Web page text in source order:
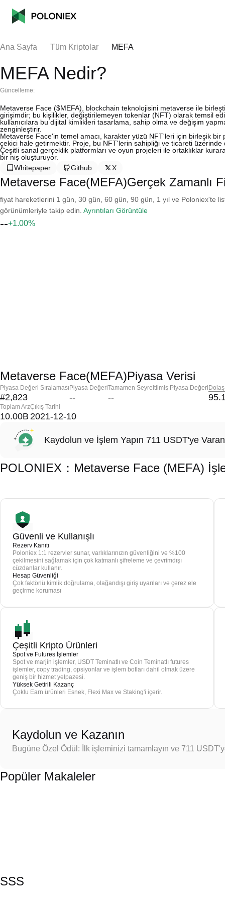
Ana Sayfa Tüm Kriptolar MEFA
MEFA Nedir?
Güncelleme:
Metaverse Face ($MEFA), blockchain teknolojisini metaverse ile
girişimdir; bu kişilikler, değiştirilemeyen tokenlar (NFT) olarak temsil
kullanıcılara bu dijital kimlikleri tasarlama, sahip olma ve değişim
zenginleştirir.
Metaverse Face'in temel amacı, karakter yüzü NFT'leri için birleşik
çekici hale getirmektir. Proje, bu NFT'lerin sahipliği ve ticareti
Çeşitli sanal gerçeklik platformları ve oyun projeleri ile ortaklıklar
bir niş oluşturuyor.
Whitepaper
Github X
Metaverse Face(MEFA)Gerçek Zamanlı
fiyat hareketlerini 1 gün, 30 gün, 60 gün, 90 gün, 1 yıl ve Poloniex'te
görünümleriyle takip edin. Ayrıntıları Görüntüle
--+1.00%
Metaverse Face(MEFA)Piyasa Verisi
Piyasa Değeri Sıralaması
#2,823
Piyasa Değeri
--
Tamamen Seyreltilmiş Piyasa Değeri
--
Toplam Arz
10.00B
Çıkış Tarihi
2021-12-10
Kaydolun ve İşlem Yapın 711 USDT'ye
POLONIEX：Metaverse Face (MEFA)
Güvenli ve Kullanışlı
Rezerv Kanıtı
Poloniex 1:1 rezervler sunar, varlıklarınızın güvenliğini ve %100
çekilmesini sağlamak için çok katmanlı şifreleme ve çevrimdışı
cüzdanlar kullanır.
Hesap Güvenliği
Çok faktörlü kimlik doğrulama, olağandışı giriş uyarıları ve çerez ele
geçirme koruması
Çeşitli Kripto Ürünleri
Spot ve Futures İşlemler
Spot ve marjin işlemler, USDT Teminatlı ve Coin Teminatlı futures
işlemler, copy trading, opsiyonlar ve işlem botları dahil olmak üzere
geniş bir hizmet yelpazesi.
Yüksek Getirili Kazanç
Çoklu Earn ürünleri Esnek, Flexi Max ve Staking'i içerir.
Kaydolun ve Kazanın
Bugüne Özel Ödül: İlk işleminizi tamamlayın ve 711
Popüler Makaleler
SSS